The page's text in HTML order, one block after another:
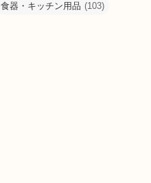
食器・キッチン用品 (103)